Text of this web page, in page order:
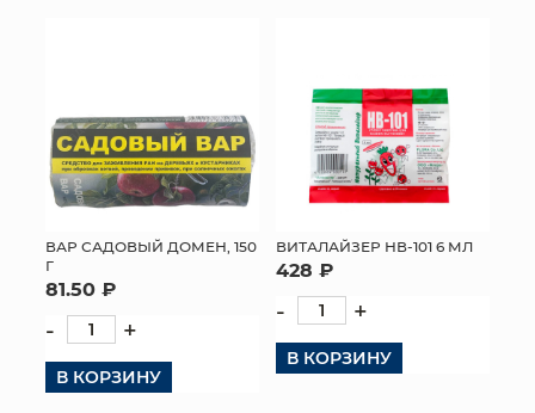
ВАР САДОВЫЙ ДОМЕН, 150
Г
81.50 ₽
- +
В КОРЗИНУ
ВИТАЛАЙЗЕР НВ-101 6 МЛ
428 ₽
- +
В КОРЗИНУ